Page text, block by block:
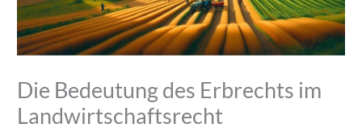
Die Bedeutung des Erbrechts im
Landwirtschaftsrecht